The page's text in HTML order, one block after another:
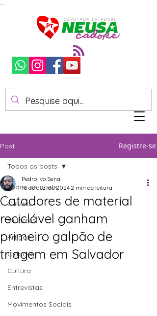
Post Registre-se
Todos os posts
Cultura
Mulheres
Artigos
Cidades
Cultura
Entrevistas
Movimentos Sociais
Todos os posts
Catadores de material
reciclável ganham
primeiro galpão de
triagem em Salvador
Pedro Ivo Sena
16 de dez. de 2024 2 min de leitura